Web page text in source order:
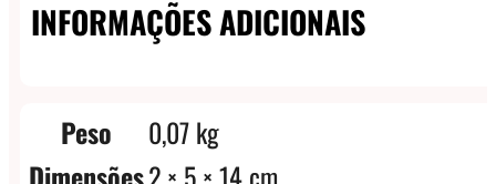
INFORMAÇÕES ADICIONAIS
Peso
0,07 kg